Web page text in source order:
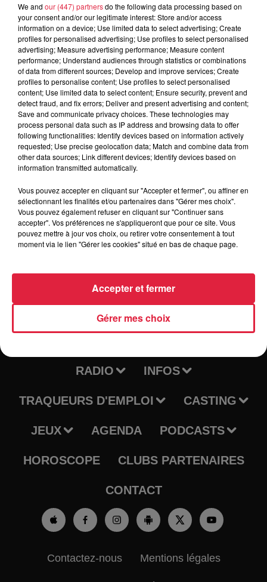
Le samedi 9 novembre 2024, le foyer des Jeunes de
Muttersholtz organise sa première rencontre de Belote par
équipes.
1er prix : 2 x 70€
2ème prix : 2 x 5€
et de nombreux lots de valeur.
Inscription dès 19h30 à la Maison des Loisirs.
Participation : 10 €.
Début du concours à 20h30 précises.
Petite restauration sur place.
Réservation au 06 07 83 12 09
RADIO INFOS
TRAQUEURS D'EMPLOI CASTING
JEUX AGENDA PODCASTS
HOROSCOPE CLUBS PARTENAIRES
CONTACT
Contactez-nous Mentions légales
We and our (447) partnersdo the following data processing based on
your consent and/or our legitimate interest: Store and/or access
information on a device; Use limited data to select advertising; Create
profiles for personalised advertising; Use profiles to select personalised
advertising; Measure advertising performance; Measure content
performance; Understand audiences through statistics or combinations
of data from different sources; Develop and improve services; Create
profiles to personalise content; Use profiles to select personalised
content; Use limited data to select content; Ensure security, prevent and
detect fraud, and fix errors; Deliver and present advertising and content;
Save and communicate privacy choices. These technologies may
process personal data such as IP address and browsing data to offer
following functionalities: Identify devices based on information actively
requested; Use precise geolocation data; Match and combine data from
other data sources; Link different devices; Identify devices based on
information transmitted automatically.
Vous pouvez accepter en cliquant sur "Accepter et fermer", ou affiner en
sélectionnant les finalités et/ou partenaires dans "Gérer mes choix".
Vous pouvez également refuser en cliquant sur "Continuer sans
accepter". Vos préférences ne s'appliqueront que pour ce site. Vous
pouvez mettre à jour vos choix, ou retirer votre consentement à tout
moment via le lien "Gérer les cookies" situé en bas de chaque page.
Gérer mes choix
Accepter et fermer